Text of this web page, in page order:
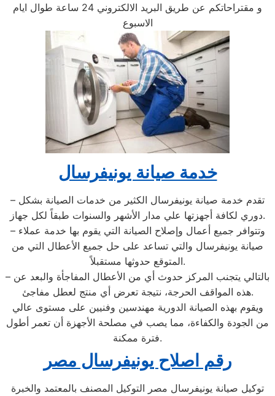
و مقتراحاتكم عن طريق البريد الالكتروني 24 ساعة طوال ايام
الاسبوع
خدمة صيانة يونيفرسال
– تقدم خدمة صيانة يونيفرسال الكثير من خدمات الصيانة بشكل
دوري لكافة أجهزتها علي مدار الأشهر والسنوات طبقاً لكل جهاز.
– وتتوافر جميع أعمال وإصلاح الصيانة التي يقوم بها خدمة عملاء
صيانة يونيفرسال والتي تساعد على حل جميع الأعطال التي من
المتوقع حدوثها مستقبلاً.
– بالتالي يتجنب المركز حدوث أي من الأعطال المفاجأة والبعد عن
هذه المواقف الحرجة، نتيجة تعرض أي منتج لعطل مفاجئ.
ويقوم بهذه الصيانة الدورية مهندسين وفنيين على مستوى عالي
من الجودة والكفاءة، مما يصب في مصلحة الأجهزة أن تعمر أطول
فترة ممكنة.
رقم اصلاح يونيفرسال مصر
توكيل صيانة يونيفرسال مصر التوكيل المصنف بالمعتمد والخبرة